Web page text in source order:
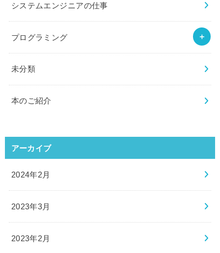
システムエンジニアの仕事
プログラミング
未分類
本のご紹介
アーカイブ
2024年2月
2023年3月
2023年2月